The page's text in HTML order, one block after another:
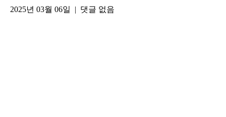
2025년 03월 06일 | 댓글 없음